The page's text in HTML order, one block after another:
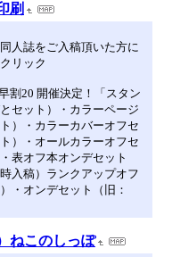
刷
人誌をご入稿頂いた方に
リック
割20 開催決定！「スタン
セット）・カラーページ
）・カラーカバーオフセ
）・オールカラーオフセ
表オフ本オンデセット
入稿）ランクアップオフ
・オンデセット（旧：
ねこのしっぽ